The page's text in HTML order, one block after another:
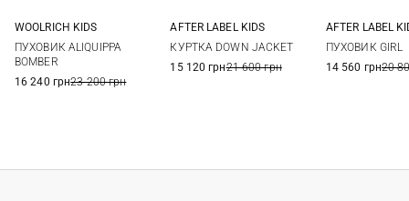
WOOLRICH KIDS
ПУХОВИК ALIQUIPPA
BOMBER
16 240 грн23 200 грн
AFTER LABEL KIDS
КУРТКА DOWN JACKET
15 120 грн21 600 грн
AFTER LABEL
ПУХОВИК GIRL
14 560 грн20